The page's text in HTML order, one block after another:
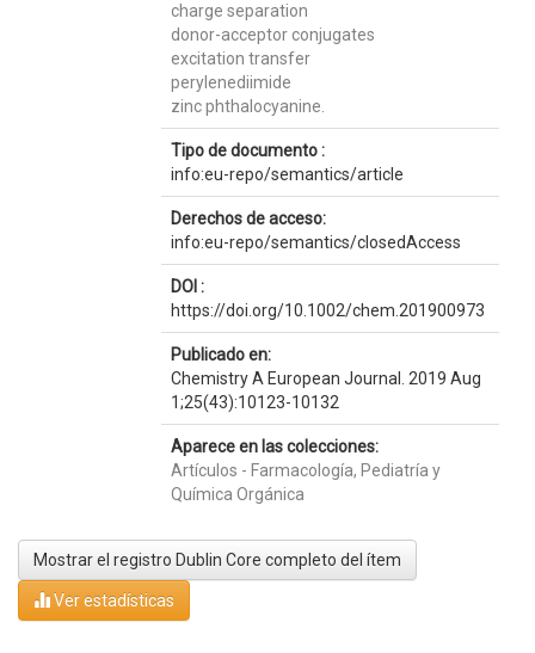
charge separation
donor-acceptor conjugates
excitation transfer
perylenediimide
zinc phthalocyanine.
Tipo de documento :
info:eu-repo/semantics/article
Derechos de acceso:
info:eu-repo/semantics/closedAccess
DOI :
https://doi.org/10.1002/chem.201900973
Publicado en:
Chemistry A European Journal. 2019 Aug
1;25(43):10123-10132
Aparece en las colecciones:
Artículos - Farmacología, Pediatría y
Química Orgánica
Mostrar el registro Dublin Core completo del ítem
Ver estadísticas